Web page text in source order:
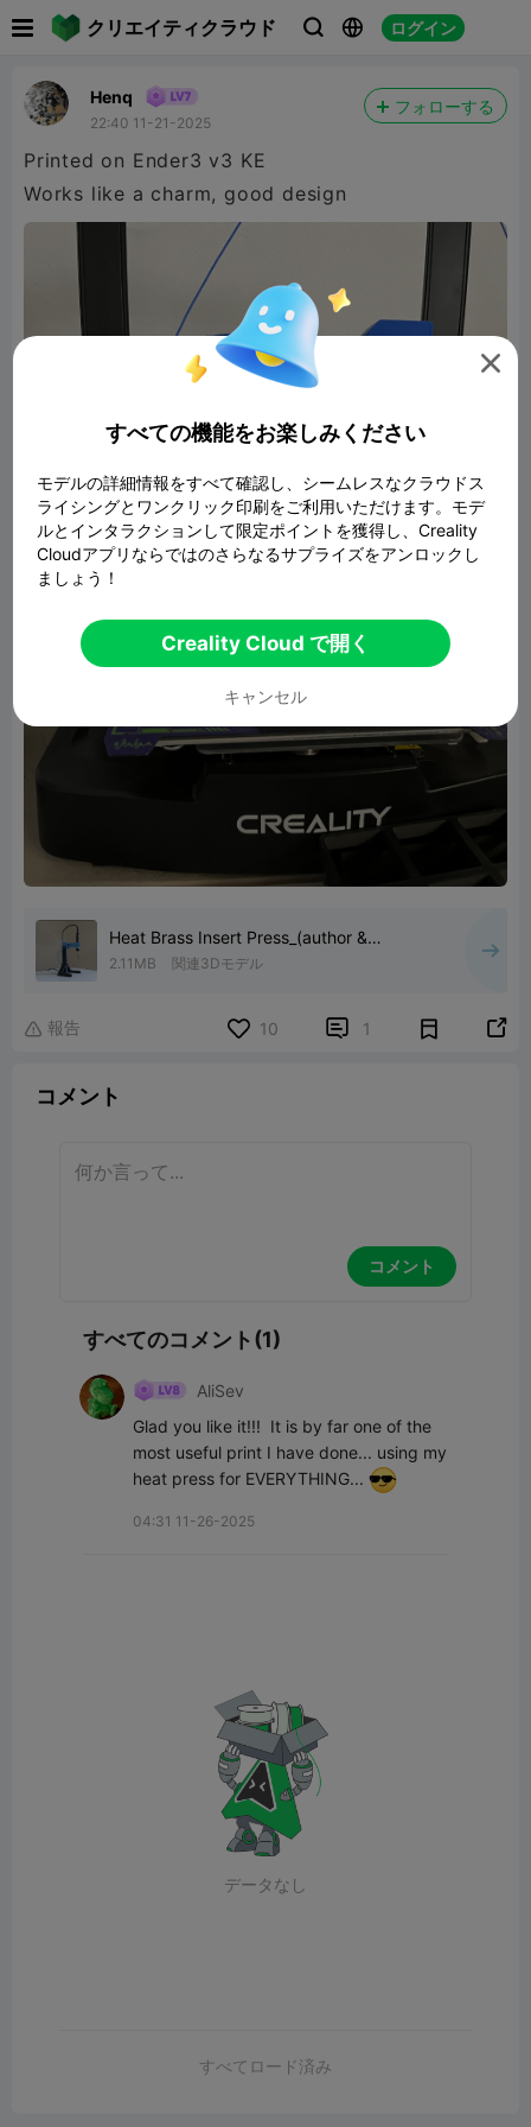
クリエイティクラウド   ログイン
Henq
22:40 11-21-2025
フォローする
Printed on Ender3 v3 KE
Works like a charm, good design
Heat Brass Insert Press_(author &
upgrades)
2.11MB 関連3Dモデル
 報告 10  1 
コメント
コメント
すべてのコメント(1)
AliSev
Glad you like it!!!  It is by far one of the
most useful print I have done... using my
heat press for EVERYTHING...
04:31 11-26-2025
データなし
すべてロード済み

すべての機能をお楽しみください
モデルの詳細情報をすべて確認し、シームレスなクラウドス
ライシングとワンクリック印刷をご利用いただけます。モデ
ルとインタラクションして限定ポイントを獲得し、Creality
Cloudアプリならではのさらなるサプライズをアンロックし
ましょう！
Creality Cloud で開く
キャンセル